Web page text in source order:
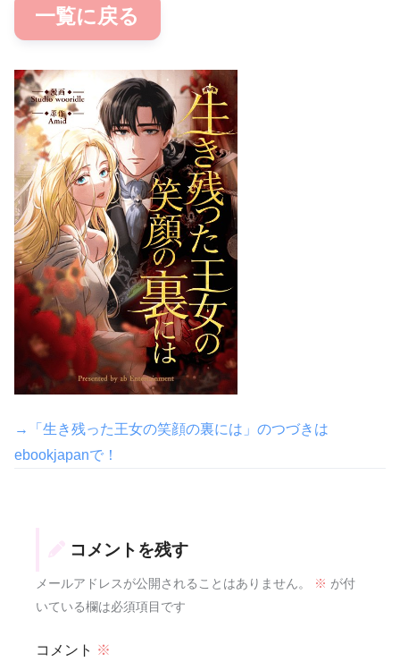
一覧に戻る
→「生き残った王女の笑顔の裏には」のつづきは
ebookjapanで！
コメントを残す
メールアドレスが公開されることはありません。 ※ が付
いている欄は必須項目です
コメント ※